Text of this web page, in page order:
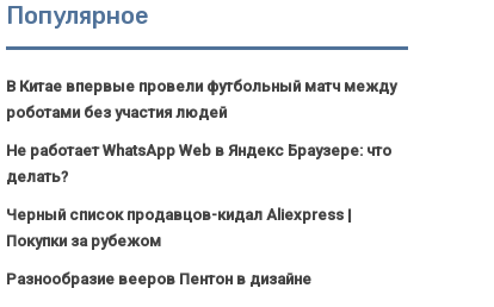
Популярное
В Китае впервые провели футбольный матч между
роботами без участия людей
Не работает WhatsApp Web в Яндекс Браузере: что
делать?
Черный список продавцов-кидал Aliexpress |
Покупки за рубежом
Разнообразие вееров Пентон в дизайне